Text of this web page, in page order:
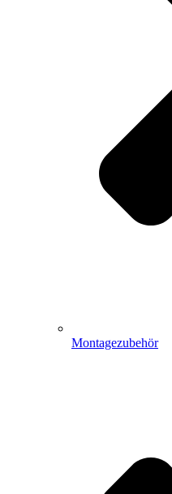
Montagezubehör